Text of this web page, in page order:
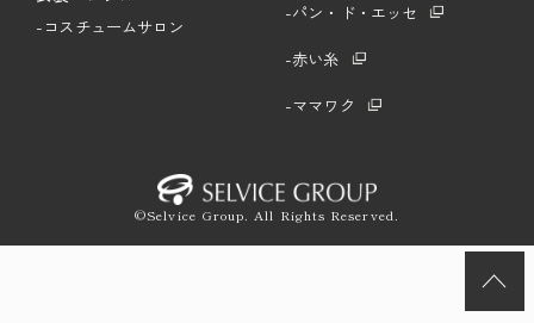
-コスチュームサロン
-パン・ド・エッセ
-赤い糸
-ママワク
©Selvice Group. All Rights Reserved.